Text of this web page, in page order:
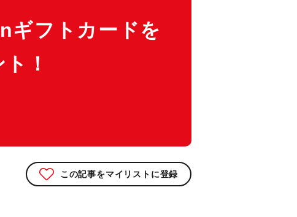
ギフトカードを
！
この記事をマイリストに登録